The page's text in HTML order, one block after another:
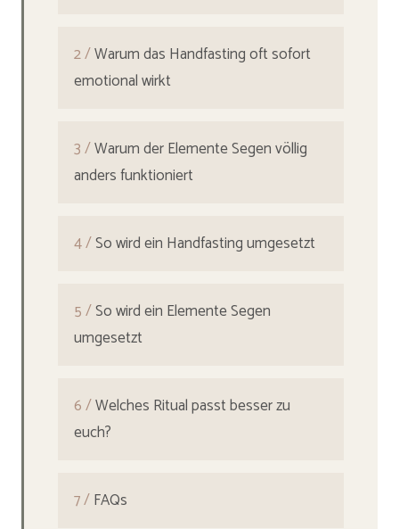
2 /Warum das Handfasting oft sofort
emotional wirkt
3 /Warum der Elemente Segen völlig
anders funktioniert
4 /So wird ein Handfasting umgesetzt
5 /So wird ein Elemente Segen
umgesetzt
6 /Welches Ritual passt besser zu
euch?
7 /FAQs